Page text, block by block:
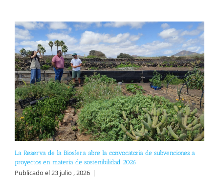
La Reserva de la Biosfera abre la convocatoria de subvenciones a
proyectos en materia de sostenibilidad 2026
Publicado el 23 julio , 2026 |